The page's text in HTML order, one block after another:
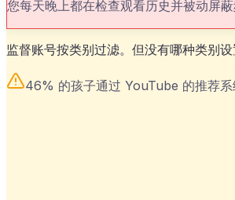
您每天晚上都在检查观看历史并被动屏
监督账号按类别过滤。但没有哪种类别
46% 的孩子通过 YouTube 的推荐系